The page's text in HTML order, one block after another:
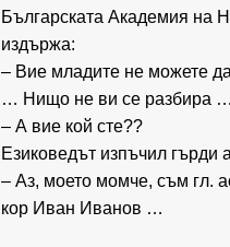
Българската Академия на
издържа:
– Вие младите не можете
… Нищо не ви се разбира …
– А вие кой сте??
Езиковедът изпъчил гърди
– Аз, моето момче, съм гл.
кор Иван Иванов …